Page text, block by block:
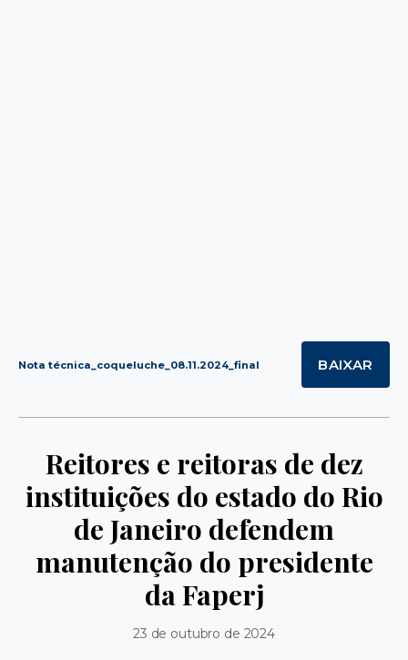
Nota técnica_coqueluche_08.11.2024_final BAIXAR
Reitores e reitoras de dez
instituições do estado do Rio
de Janeiro defendem
manutenção do presidente
da Faperj
23 de outubro de 2024